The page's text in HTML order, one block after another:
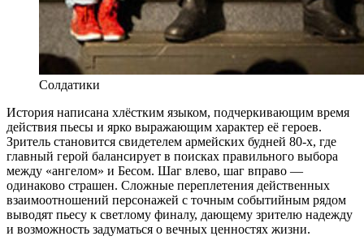
Солдатики
История написана хлёстким языком, подчеркивающим время
действия пьесы и ярко выражающим характер её героев.
Зритель становится свидетелем армейских будней 80-х, где
главный герой балансирует в поисках правильного выбора
между «ангелом» и Бесом. Шаг влево, шаг вправо —
одинаково страшен. Сложные переплетения действенных
взаимоотношений персонажей с точным событийным рядом
выводят пьесу к светлому финалу, дающему зрителю надежду
и возможность задуматься о вечных ценностях жизни.